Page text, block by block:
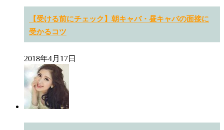
【受ける前にチェック】朝キャバ・昼キャバの面接に
受かるコツ
2018年4月17日